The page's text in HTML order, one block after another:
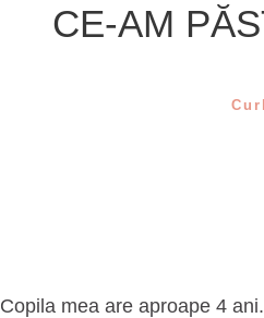
CE-AM
Copila mea are aproape 4